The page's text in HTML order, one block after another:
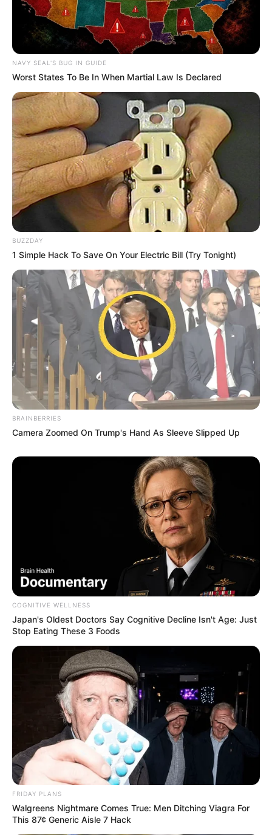
NAVY SEAL'S BUG IN GUIDE
Worst States To Be In When Martial Law Is Declared
BUZZDAY
1 Simple Hack To Save On Your Electric Bill (Try Tonight)
BRAINBERRIES
Camera Zoomed On Trump's Hand As Sleeve Slipped Up
COGNITIVE WELLNESS
Japan's Oldest Doctors Say Cognitive Decline Isn't Age: Just
Stop Eating These 3 Foods
FRIDAY PLANS
Walgreens Nightmare Comes True: Men Ditching Viagra For
This 87¢ Generic Aisle 7 Hack